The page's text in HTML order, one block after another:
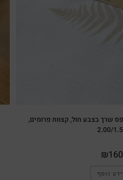
שרך בצבע חול, קצוות פרומים,
2.00/
₪160
נוסף